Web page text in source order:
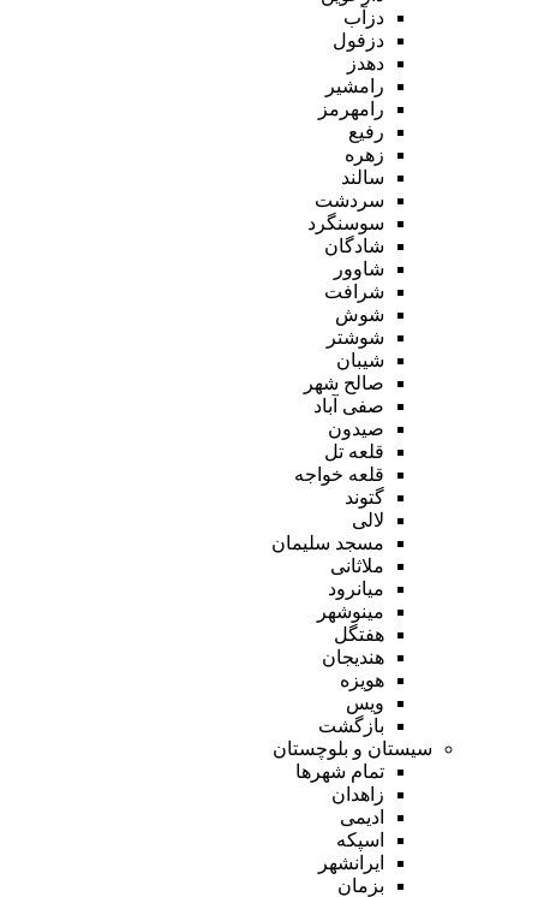
دزآب
دزفول
دهدز
رامشیر
رامهرمز
رفیع
زهره
سالند
سردشت
سوسنگرد
شادگان
شاوور
شرافت
شوش
شوشتر
شیبان
صالح شهر
صفی آباد
صیدون
قلعه تل
قلعه خواجه
گتوند
لالی
مسجد سلیمان
ملاثانی
میانرود
مینوشهر
هفتگل
هندیجان
هویزه
ویس
بازگشت
سیستان و بلوچستان
تمام شهر‌ها
زاهدان
ادیمی
اسپکه
ایرانشهر
بزمان